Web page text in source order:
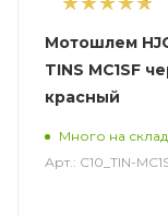
1
Мотошлем
TINS MC1SF
красный
Много на
Арт.: C10_TIN-